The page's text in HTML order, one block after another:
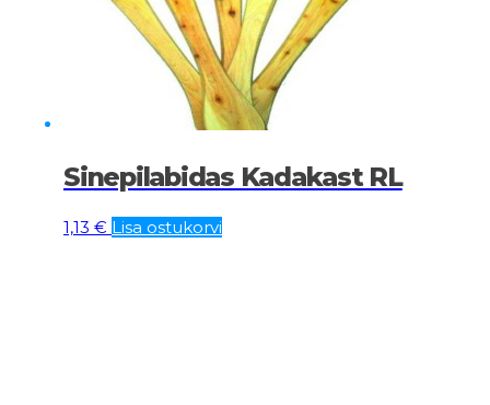
Sinepilabidas Kadakast RL
1,13 € Lisa ostukorvi